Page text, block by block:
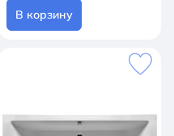
В корзину